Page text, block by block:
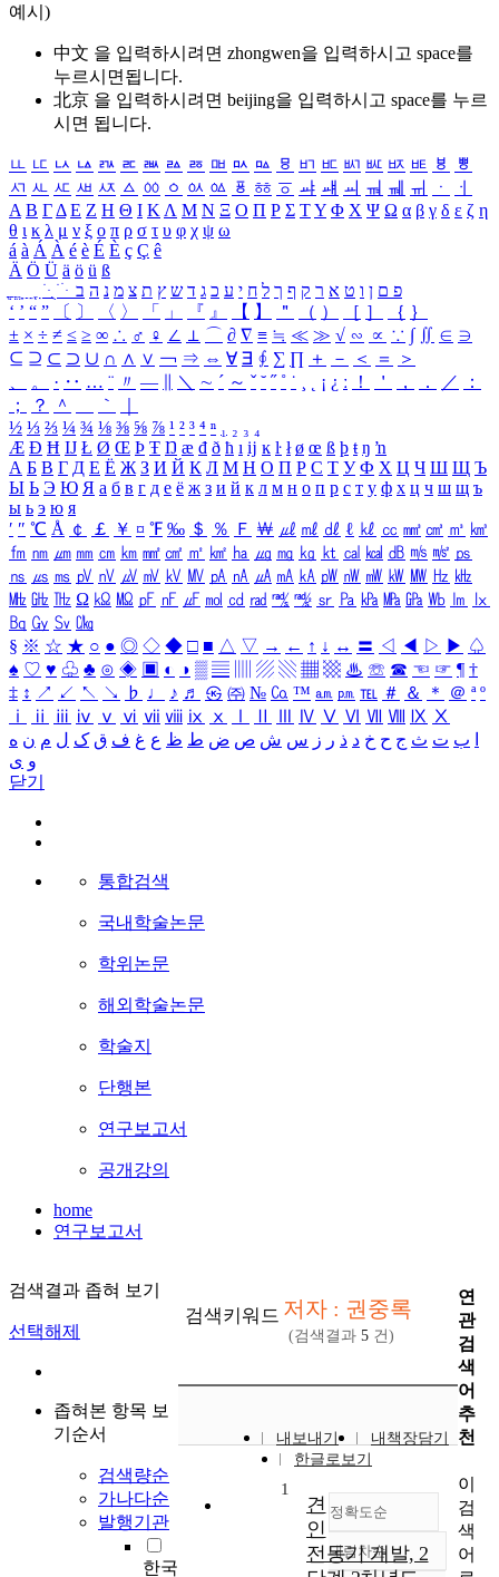
예시)
中文 을 입력하시려면 zhongwen을 입력하시고 space를
누르시면됩니다.
北京 을 입력하시려면 beijing을 입력하시고 space를 누르
시면 됩니다.
ㅥ ㅦ ㅧ ㅨ ㅩ ㅪ ㅫ ㅬ ㅭ ㅮ ㅯ ㅰ ㅱ ㅲ ㅳ ㅴ ㅵ ㅶ ㅷ ㅸ
ㅹ
ㅺ ㅻ ㅼ ㅽ ㅾ ㅿ ㆀ ㆁ ㆂ ㆃ ㆄ ㆅ ㆆ ㆇ ㆈ ㆉ ㆊ ㆋ ㆌ ㆍ
ㆎ
Α Β ΓΔ Ε Ζ Η Θ Ι ΚΛ Μ Ν Ξ Ο Π Ρ Σ ΤΥ Φ Χ Ψ Ω α β γ δ ε ζ η
θ ι κ λ μ ν ξ ο π ρ σ τ υ φ χ ψ ω
á à Á À é è É È ç Ç ê
Ä Ö Ü ä ö ü ß
ִֶֹ ֻּ ׁׂ פ ם ן ו ט א ר ק ף ך ל ח י ע כ ג ד ש ץ ת צ מ נ ה ב
‘ ’ “ ” 〔 〕 〈 〉 「 」 『 』 【 】 ＂ （ ） ［ ］ ｛ ｝
± × ÷ ≠ ≤ ≥ ∞ ∴ ♂ ♀ ∠ ⊥ ⌒ ∂ ∇ ≡ ≒ ≪ ≫ √ ∽ ∝ ∵ ∫ ∬ ∈ ∋
⊆ ⊇ ⊂ ⊃ ∪ ∩ ∧ ∨ ￢ ⇒ ⇔ ∀ ∃ ∮ ∑ ∏ ＋ － ＜ ＝
＞
、
。 · ‥ … ¨ 〃 ― ＼ ∼ ´ ～ ˇ ˘ ˝ ˚ ˙ ¸ ¡ ¿ ː ！ ＇ ， ． ／
：
；
？ ＾ ｀
½ ⅓ ⅔ ¼ ¾ ⅛ ⅜ ⅝ ⅞ ¹ ² ³ ⁴ ⁿ ₁ ₂ ₃ ₄
Æ Ð Ħ Ĳ Ł Ø Œ Þ Ŧ Ŋ æ đ ð ħ ı ĳ ĸ ŀ ł ø œ ß þ ŧ ŋ ŉ
А Б В Г Д Е Ё Ж З И Й К Л М Н О П Р С Т У Ф Х Ц Ч Ш Щ Ъ
Ы Ь Э Ю Я а б в г д е ё ж з и й к л м н о п р с т у ф х ц ч ш щ ъ
ы ь э ю я
′ ″ ℃ Å ￠ ￡ ￥ ¤ ℉ ‰ ＄ ％ Ｆ ￦ ㎕ ㎖ ㎗ ℓ ㎘ ㏄ ㎣ ㎤ ㎥ ㎦
㎙ ㎚ ㎛ ㎜ ㎝ ㎞ ㎟ ㎠ ㎡ ㎢ ㏊ ㎍ ㎎ ㎏ ㏏ ㎈ ㎉ ㏈ ㎧ ㎨ ㎰
㎱ ㎲ ㎳ ㎴ ㎵ ㎶ ㎷ ㎸ ㎹ ㎀ ㎁ ㎂ ㎃ ㎄ ㎺ ㎻ ㎽ ㎾ ㎿ ㎐ ㎑
㎒ ㎓ ㎔ Ω ㏀ ㏁ ㎊ ㎋ ㎌ ㏖ ㏅ ㎭ ㎮ ㎯ ㏛ ㎩ ㎪ ㎫ ㎬ ㏝ ㏐
㏓
㏃ ㏉ ㏜ ㏆
§ ※ ☆ ★ ○ ● ◎ ◇ ◆ □ ■ △ ▽ → ← ↑ ↓ ↔ 〓 ◁ ◀ ▷ ▶ ♤
♠ ♡ ♥ ♧ ♣ ⊙ ◈ ▣ ◐ ◑ ▒ ▤ ▨ ▧ ▦ ▩ ♨ ☏ ☎ ☜ ☞ ¶ †
‡ ↕ ↗ ↙ ↖ ↘ ♭ ♩ ♪ ♬ ㉿ ㈜ № ㏇ ™ ㏂ ㏘ ℡ ＃ ＆ ＊ ＠ ª º
ⅰ
ⅱ ⅲ ⅳ ⅴ ⅵ ⅶ ⅷ ⅸ ⅹ Ⅳ Ⅴ Ⅵ Ⅶ Ⅷ Ⅸ Ⅹ
ب ت ث ج ح خ د ذ ر ز س ش ص ض ط ظ ع غ ف ق ک ل م ن ه
و ی
닫기
통합검색
국내학술논문
학위논문
해외학술논문
학술지
단행본
연구보고서
공개강의
home
연구보고서
검색결과 좁혀 보기
선택해제
좁혀본 항목 보
기순서
검색량순
가나다순
발행기관
한국
검색키워드 저자 : 권중록
(검색결과 5 건)
내보내기
내책장담기
한글로보기
정확도순
정확도
내림차순
1
견
인
전동기 개발, 2
연
관
검
색
어
추
천
이
검
색
어